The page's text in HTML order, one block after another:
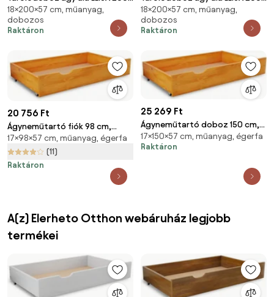
cm, fehér
18×200×57 cm, műanyag,
dobozos
Raktáron
cm, fehér
18×200×57 cm, műanyag,
dobozos
Raktáron
20 756 Ft
Ágyneműtartó fiók 98 cm,
égerfa
17×98×57 cm, műanyag, égerfa
(11)
Raktáron
25 269 Ft
Ágyneműtartó doboz 150 cm,
éger
17×150×57 cm, műanyag, égerfa
Raktáron
A(z) Elerheto Otthon webáruház legjobb
termékei